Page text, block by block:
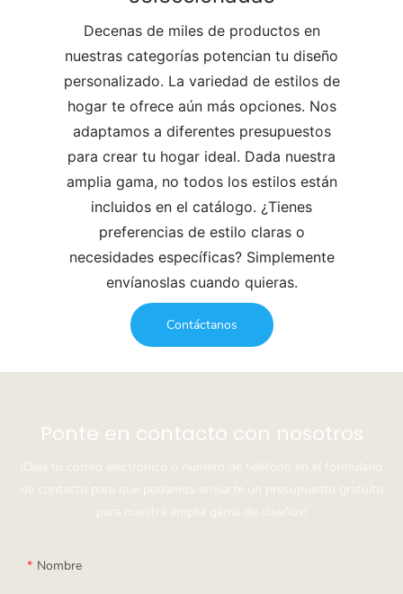
Decenas de miles de productos en
nuestras categorías potencian tu diseño
personalizado. La variedad de estilos de
hogar te ofrece aún más opciones. Nos
adaptamos a diferentes presupuestos
para crear tu hogar ideal. Dada nuestra
amplia gama, no todos los estilos están
incluidos en el catálogo. ¿Tienes
preferencias de estilo claras o
necesidades específicas? Simplemente
envíanoslas cuando quieras.
Contáctanos
Ponte en contacto con nosotros
¡Deja tu correo electrónico o número de teléfono en el formulario
de contacto para que podamos enviarte un presupuesto gratuito
para nuestra amplia gama de diseños!
Nombre